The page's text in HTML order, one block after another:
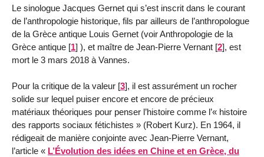
Le sinologue Jacques Gernet qui s’est inscrit dans le courant
de l’anthropologie historique, fils par ailleurs de l’anthropologue
de la Grèce antique Louis Gernet (voir Anthropologie de la
Grèce antique [1] ), et maître de Jean-Pierre Vernant [2], est
mort le 3 mars 2018 à Vannes.
Pour la critique de la valeur [3], il est assurément un rocher
solide sur lequel puiser encore et encore de précieux
matériaux théoriques pour penser l’histoire comme l’« histoire
des rapports sociaux fétichistes » (Robert Kurz). En 1964, il
rédigeait de manière conjointe avec Jean-Pierre Vernant,
l’article « L’Évolution des idées en Chine et en Grèce, du